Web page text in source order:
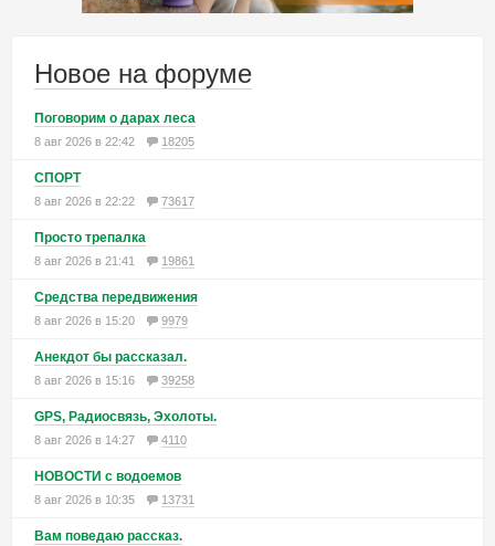
Новое на форуме
Поговорим о дарах леса
8 авг 2026 в 22:42 18205
СПОРТ
8 авг 2026 в 22:22 73617
Просто трепалка
8 авг 2026 в 21:41 19861
Средства передвижения
8 авг 2026 в 15:20 9979
Анекдот бы рассказал.
8 авг 2026 в 15:16 39258
GPS, Радиосвязь, Эхолоты.
8 авг 2026 в 14:27 4110
НОВОСТИ с водоемов
8 авг 2026 в 10:35 13731
Вам поведаю рассказ.